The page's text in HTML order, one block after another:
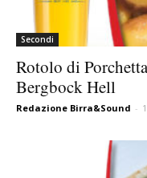
Secondi
Rotolo di
Bergbock Hell
Redazione Birra&Sound -